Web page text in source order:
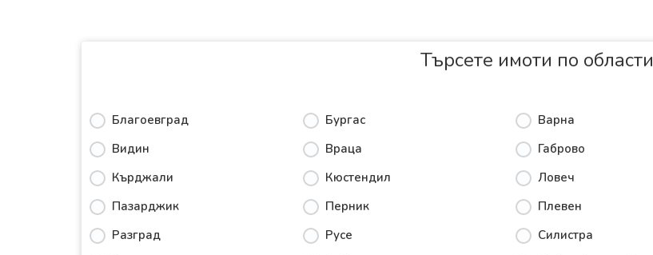
Търсете имоти по области
Благоевград Бургас Варна
Видин
Враца Габрово
Кърджали
Кюстендил Ловеч
Пазарджик
Перник Плевен
Разград
Русе Силистра